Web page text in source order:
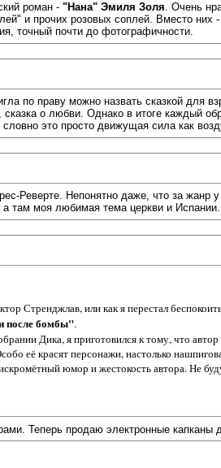
роман - "Нана" Эмиля Золя. Очень
и прочих розовых соплей. Вместо
точный почти до фотографичности.
по праву можно назвать сказкой для
о любви. Однако в итоге каждый
это просто движущая сила как
Реверте. Непонятно даже, что за жанр
а там моя любимая тема церкви и Испании.
Стренджлав, или как я перестал
после бомбы".
Дика, я приготовился к тому, что
её красят персонажи, настолько
юмор и жестокость автора. Не
Теперь продаю электронные